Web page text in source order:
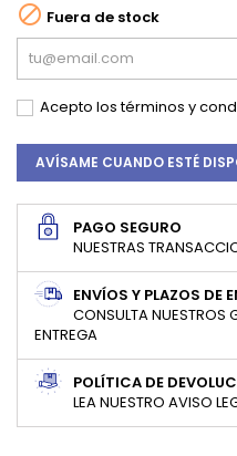
 Fuera de stock
Acepto lostérminos y
AVÍSAME CUANDO ESTÉ
PAGO SEGURO
NUESTRAS
ENVÍOS Y PLAZOS DE
CONSULTA NUESTROS
ENTREGA
POLÍTICA DE
LEA NUESTRO AVISO